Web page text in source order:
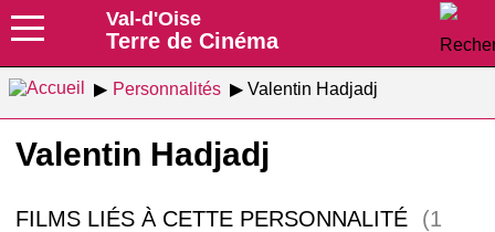
Val-d'Oise
Terre de Cinéma
Personnalités Valentin Hadjadj
Valentin Hadjadj
FILMS LIÉS À CETTE PERSONNALITÉ
(1